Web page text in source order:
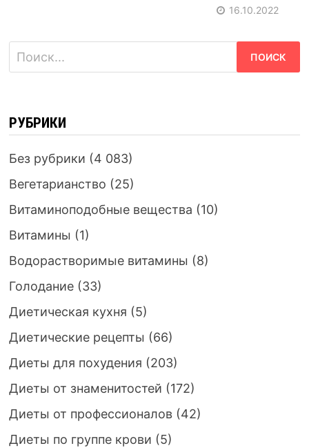
16.10.2022
Найти:
РУБРИКИ
Без рубрики (4 083)
Вегетарианство (25)
Витаминоподобные вещества (10)
Витамины (1)
Водорастворимые витамины (8)
Голодание(33)
Диетическая кухня (5)
Диетические рецепты (66)
Диеты для похудения (203)
Диеты от знаменитостей (172)
Диеты от профессионалов(42)
Диеты по группе крови (5)